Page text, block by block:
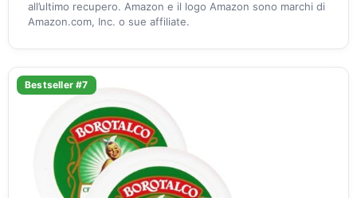
all’ultimo recupero. Amazon e il logo Amazon sono marchi di
Amazon.com, Inc. o sue affiliate.
Bestseller #7